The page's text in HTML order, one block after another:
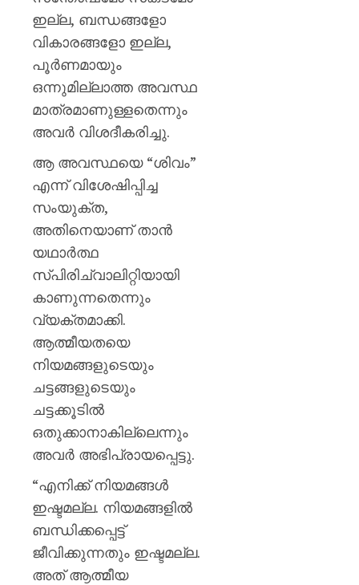
ഇല്ല, ബന്ധങ്ങളോ
വികാരങ്ങളോ ഇല്ല,
പൂർണമായും
ഒന്നുമില്ലാത്ത അവസ്ഥ
മാത്രമാണുള്ളതെന്നും
അവർ വിശദീകരിച്ചു.
ആ അവസ്ഥയെ “ശിവം”
എന്ന് വിശേഷിപ്പിച്ച
സംയുക്ത,
അതിനെയാണ് താൻ
യഥാർത്ഥ
സ്പിരിച്വാലിറ്റിയായി
കാണുന്നതെന്നും
വ്യക്തമാക്കി.
ആത്മീയതയെ
നിയമങ്ങളുടെയും
ചട്ടങ്ങളുടെയും
ചട്ടക്കൂടിൽ
ഒതുക്കാനാകില്ലെന്നും
അവർ അഭിപ്രായപ്പെട്ടു.
“എനിക്ക് നിയമങ്ങൾ
ഇഷ്ടമല്ല. നിയമങ്ങളിൽ
ബന്ധിക്കപ്പെട്ട്
ജീവിക്കുന്നതും ഇഷ്ടമല്ല.
അത് ആത്മീയ